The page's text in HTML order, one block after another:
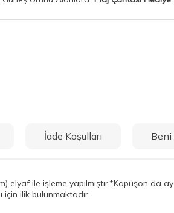
İade Koşulları Beni
ile işleme yapılmıştır.*Kapüşon da
için ilik bulunmaktadır.